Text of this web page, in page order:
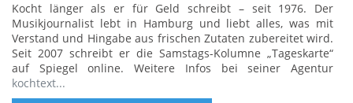
Kocht länger als er für Geld schreibt – seit 1976. Der
Musikjournalist lebt in Hamburg und liebt alles, was mit
Verstand und Hingabe aus frischen Zutaten zubereitet wird.
Seit 2007 schreibt er die Samstags-Kolumne „Tageskarte“
auf Spiegel online. Weitere Infos bei seiner Agentur
kochtext...